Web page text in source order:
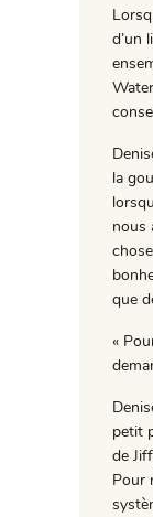
d’un
la
nous
que
«
petit
de
Pour